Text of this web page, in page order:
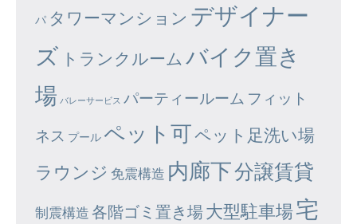
パ タワーマンション デザイナー
ズ トランクルーム バイク置き
場 バレーサービス パーティールーム フィット
ネス プール ペット可ペット足洗い場
ラウンジ 免震構造 内廊下分譲賃貸
制震構造 各階ゴミ置き場大型駐車場宅